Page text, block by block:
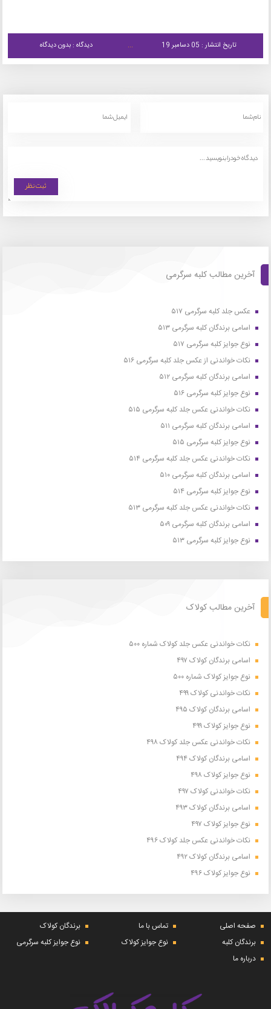
تاریخ انتشار : 05 دسامبر 19 دیدگاه : بدون دیدگاه
آخرین مطالب کلبه سرگرمی
عکس جلد کلبه سرگرمی ۵۱۷
اسامی برندگان کلبه سرگرمی ۵۱۳
نوع جوایز کلبه سرگرمی ۵۱۷
نکات خواندنی از عکس جلد کلبه سرگرمی ۵۱۶
اسامی برندگان کلبه سرگرمی ۵۱۲
نوع جوایز کلبه سرگرمی ۵۱۶
نکات خواندنی عکس جلد کلبه سرگرمی ۵۱۵
اسامی برندگان کلبه سرگرمی ۵۱۱
نوع جوایز کلبه سرگرمی ۵۱۵
نکات خواندنی عکس جلد کلبه سرگرمی ۵۱۴
اسامی برندگان کلبه سرگرمی ۵۱۰
نوع جوایز کلبه سرگرمی ۵۱۴
نکات خواندنی عکس جلد کلبه سرگرمی ۵۱۳
اسامی برندگان کلبه سرگرمی ۵۰۹
نوع جوایز کلبه سرگرمی ۵۱۳
آخرین مطالب کولاک
نکات خواندنی عکس جلد کولاک شماره ۵۰۰
اسامی برندگان کولاک ۴۹۷
نوع جوایز کولاک شماره ۵۰۰
نکات خواندنی کولاک ۴۹۹
اسامی برندگان کولاک ۴۹۵
نوع جوایز کولاک ۴۹۹
نکات خواندنی عکس جلد کولاک ۴۹۸
اسامی برندگان کولاک ۴۹۴
نوع جوایز کولاک ۴۹۸
نکات خواندنی کولاک ۴۹۷
اسامی برندگان کولاک ۴۹۳
نوع جوایز کولاک ۴۹۷
نکات خواندنی عکس جلد کولاک ۴۹۶
اسامی برندگان کولاک ۴۹۲
نوع جوایز کولاک ۴۹۶
صفحه اصلی تماس با ما
برندگان کولاک
برندگان کلبه
نوع جوایز کولاک
نوع جوایز کلبه سرگرمی
درباره ما